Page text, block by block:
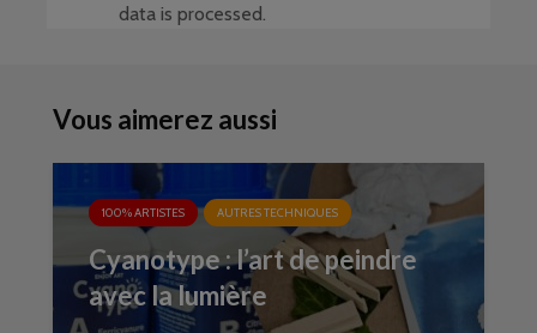
data is processed
Vous aimerez aussi
100% ARTISTES AUTRES TECHNIQUES
Cyanotype : l’art de peindre
avec la lumière